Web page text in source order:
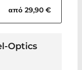
από 29,90 €
Optics